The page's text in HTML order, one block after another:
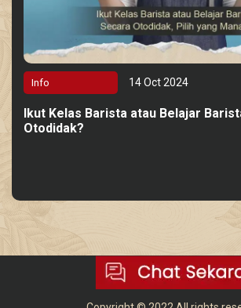
Info 14 Oct 2024
Ikut Kelas Barista atau Belajar
Otodidak?